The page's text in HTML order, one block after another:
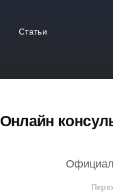
Статьи
Онлайн